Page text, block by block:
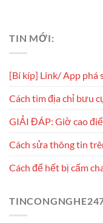
TIN MỚI:
[Bí kíp] Link/ App phá
Cách tìm địa chỉ bưu
GIẢI ĐÁP: Giờ cao
Cách sửa thông tin
Cách để hết bị cấm